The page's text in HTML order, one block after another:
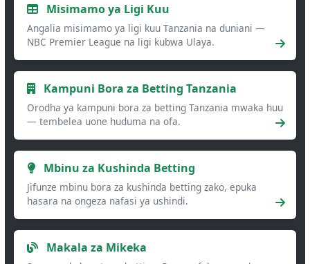
Misimamo ya Ligi Kuu
Angalia misimamo ya ligi kuu Tanzania na duniani —
NBC Premier League na ligi kubwa Ulaya.
Kampuni Bora za Betting Tanzania
Orodha ya kampuni bora za betting Tanzania mwaka huu
— tembelea uone huduma na ofa.
Mbinu za Kushinda Betting
Jifunze mbinu bora za kushinda betting zako, epuka
hasara na ongeza nafasi ya ushindi.
Makala za Mikeka